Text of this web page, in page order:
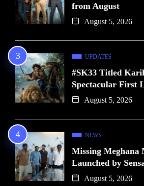
from August
August 5, 2026
UPDATES
#SK33 Titled
Spectacular First
August 5, 2026
NEWS
Missing Meghana
Launched by
August 5, 2026